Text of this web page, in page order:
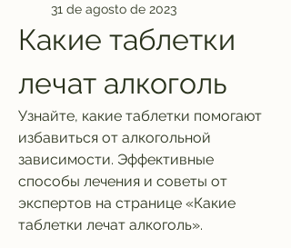
31 de agosto de 2023
Какие таблетки
лечат алкоголь
Узнайте, какие таблетки помогают
избавиться от алкогольной
зависимости. Эффективные
способы лечения и советы от
экспертов на странице «Какие
таблетки лечат алкоголь».